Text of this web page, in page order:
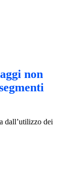
non
dall’utilizzo dei